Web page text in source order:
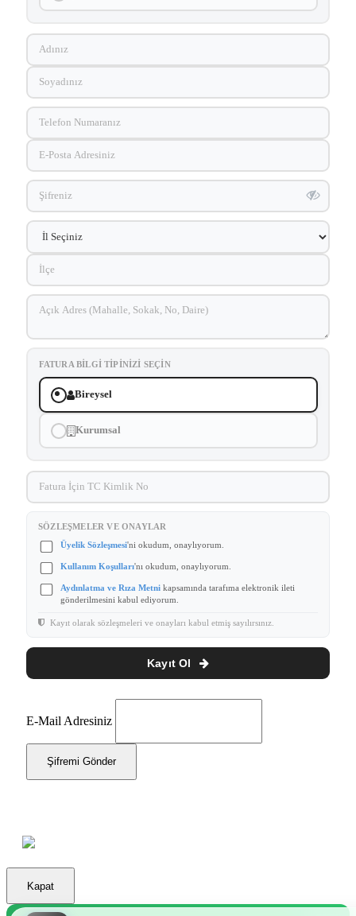
FATURA BILGI TIPINIZI SEÇIN
Bireysel
Kurumsal
SÖZLEŞMELER VE ONAYLAR
Üyelik Sözleşmesi'ni okudum, onaylıyorum.
Kullanım Koşulları'nı okudum, onaylıyorum.
Aydınlatma ve Rıza Metni kapsamında tarafıma elektronik ileti
gönderilmesini kabul ediyorum.
Kayıt olarak sözleşmeleri ve onayları kabul etmiş sayılırsınız.
Kayıt Ol
E-Mail Adresiniz
Şifremi Gönder
Kapat